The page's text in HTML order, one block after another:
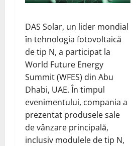
DAS Solar, un lider mondial
în tehnologia fotovoltaică
de tip N, a participat la
World Future Energy
Summit (WFES) din Abu
Dhabi, UAE. În timpul
evenimentului, compania a
prezentat produsele sale
de vânzare principală,
inclusiv modulele de tip N,